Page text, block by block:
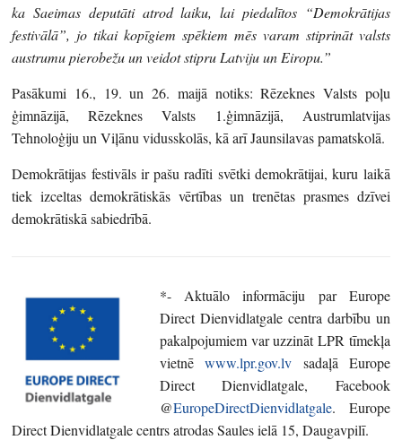
ka Saeimas deputāti atrod laiku, lai piedalītos “Demokrātijas
festivālā”, jo tikai kopīgiem spēkiem mēs varam stiprināt valsts
austrumu pierobežu un veidot stipru Latviju un Eiropu.”
Pasākumi 16., 19. un 26. maijā notiks: Rēzeknes Valsts poļu
ģimnāzijā, Rēzeknes Valsts 1.ģimnāzijā, Austrumlatvijas
Tehnoloģiju un Viļānu vidusskolās, kā arī Jaunsilavas pamatskolā.
Demokrātijas festivāls ir pašu radīti svētki demokrātijai, kuru laikā
tiek izceltas demokrātiskās vērtības un trenētas prasmes dzīvei
demokrātiskā sabiedrībā.
*- Aktuālo informāciju par Europe
Direct Dienvidlatgale centra darbību un
pakalpojumiem var uzzināt LPR tīmekļa
vietnēwww.lpr.gov.lv sadaļā Europe
Direct Dienvidlatgale, Facebook
@EuropeDirectDienvidlatgale. Europe
Direct Dienvidlatgale centrs atrodas Saules ielā 15, Daugavpilī.